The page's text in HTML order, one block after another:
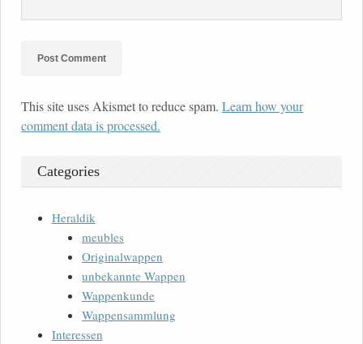
This site uses Akismet to reduce spam. Learn how your
comment data is processed.
Categories
Heraldik
meubles
Originalwappen
unbekannte Wappen
Wappenkunde
Wappensammlung
Interessen